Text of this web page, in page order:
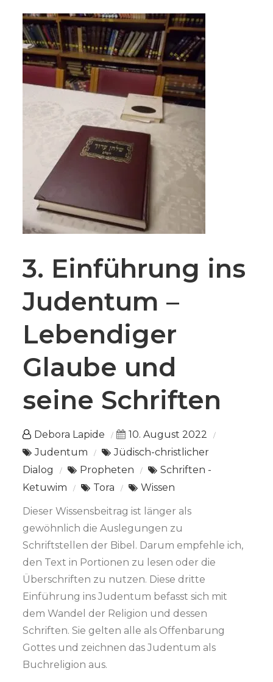
3. Einführung ins
Judentum –
Lebendiger
Glaube und
seine Schriften
Debora Lapide
10. August 2022
Judentum
Jüdisch-christlicher
Dialog
Propheten
Schriften -
Ketuwim
Tora Wissen
Dieser Wissensbeitrag ist länger als
gewöhnlich die Auslegungen zu
Schriftstellen der Bibel. Darum empfehle ich,
den Text in Portionen zu lesen oder die
Überschriften zu nutzen. Diese dritte
Einführung ins Judentum befasst sich mit
dem Wandel der Religion und dessen
Schriften. Sie gelten alle als Offenbarung
Gottes und zeichnen das Judentum als
Buchreligion aus.